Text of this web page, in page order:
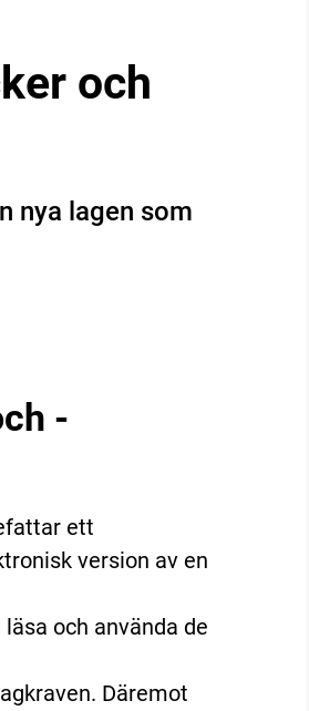
och
nya lagen som
-
ett
version av en
och använda de
Däremot